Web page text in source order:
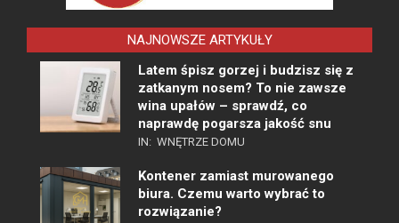
NAJNOWSZE ARTYKUŁY
Latem śpisz gorzej i budzisz się z
zatkanym nosem? To nie zawsze
wina upałów – sprawdź, co
naprawdę pogarsza jakość snu
IN: WNĘTRZE DOMU
Kontener zamiast murowanego
biura. Czemu warto wybrać to
rozwiązanie?